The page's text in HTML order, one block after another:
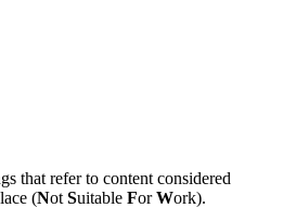
that refer to content considered
(Not Suitable ForWork).